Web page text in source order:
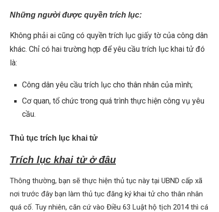
Những người được quyền trích lục:
Không phải ai cũng có quyền trích lục giấy tờ của công dân
khác. Chỉ có hai trường hợp để yêu cầu trích lục khai tử đó
là:
Công dân yêu cầu trích lục cho thân nhân của mình;
Cơ quan, tổ chức trong quá trình thực hiện công vụ yêu
cầu.
Thủ tục trích lục khai tử
Trích lục khai tử ở đâu
Thông thường, bạn sẽ thực hiện thủ tục này tại UBND cấp xã
nơi trước đây bạn làm thủ tục đăng ký khai tử cho thân nhân
quá cố. Tuy nhiên, căn cứ vào Điều 63 Luật hộ tịch 2014 thì cá